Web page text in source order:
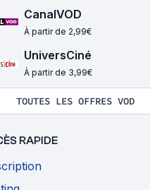
CanalVOD
À partir de 2,99€
UniversCiné
À partir de 3,99€
TOUTES LES OFFRES VOD
RAPIDE